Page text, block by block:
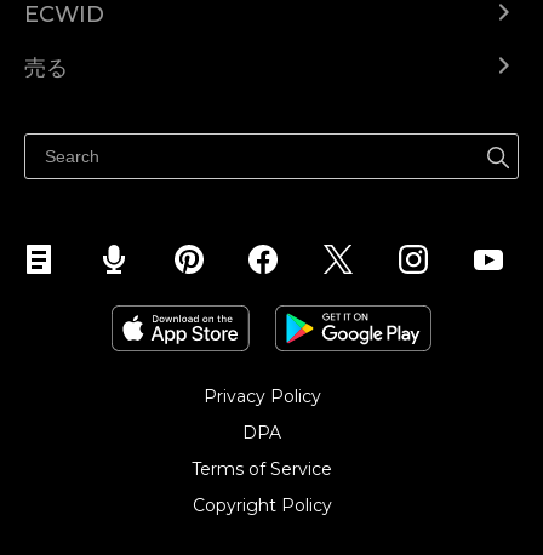
ECWID
ヘルプセンター
売る
Facebookで販売する
Instagramで販売する
Privacy Policy
DPA
Terms of Service
Copyright Policy‎